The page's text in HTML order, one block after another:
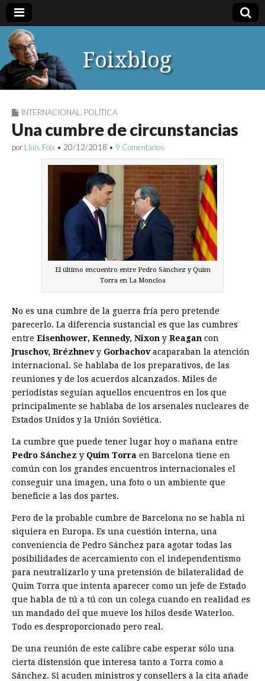
Foixblog
INTERNACIONAL POLÍTICA
Una cumbre de circunstancias
por Lluís Foix • 20/12/2018 • 9 Comentarios
El último encuentro entre Pedro Sánchez y Quim
Torra en La Moncloa
No es una cumbre de la guerra fría pero pretende
parecerlo. La diferencia sustancial es que las cumbres
entre Eisenhower, Kennedy, Nixon y Reagan con
Jruschov, Brézhnevy Gorbachovacaparaban la atención
internacional. Se hablaba de los preparativos, de las
reuniones y de los acuerdos alcanzados. Miles de
periodistas seguían aquellos encuentros en los que
principalmente se hablaba de los arsenales nucleares de
Estados Unidos y la Unión Soviética.
La cumbre que puede tener lugar hoy o mañana entre
Pedro Sánchez y Quim Torra en Barcelona tiene en
común con los grandes encuentros internacionales el
conseguir una imagen, una foto o un ambiente que
beneficie a las dos partes.
Pero de la probable cumbre de Barcelona no se habla ni
siquiera en Europa. Es una cuestión interna, una
conveniencia de Pedro Sánchez para ­agotar todas las
posibilidades de acercamiento con el independentismo
para neutralizarlo y una pretensión de bilateralidad de
Quim Torra que intenta aparecer como un jefe de Estado
que habla de tú a tú con un colega cuando en realidad es
un mandado del que mueve los hilos desde Waterloo.
Todo es desproporcionado pero real.
De una reunión de este calibre cabe esperar sólo una
cierta distensión que interesa tanto a Torra como a
Sánchez. Si acuden ministros y consellers a la cita añade